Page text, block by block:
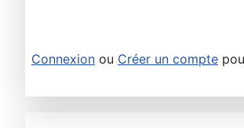
Connexion ou Créer un compte